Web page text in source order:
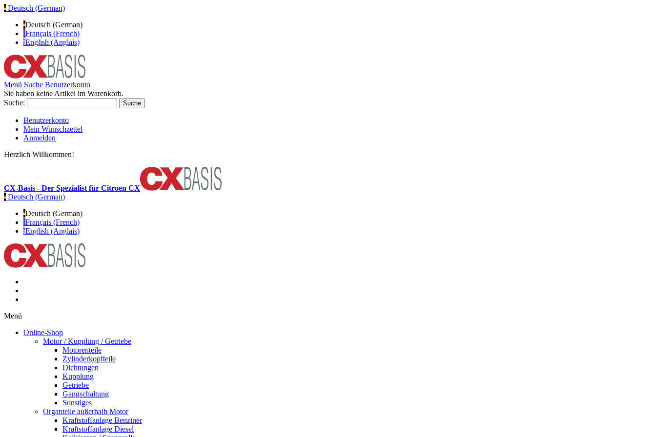
Deutsch (German)
Deutsch (German)
Français (French)
English (Anglais)
Menü Suche Benutzerkonto
Sie haben keine Artikel im Warenkorb.
Suche:
Suche
Benutzerkonto
Mein Wunschzettel
Anmelden
Herzlich Willkommen!
CX-Basis - Der Spezialist für Citroen CX
Deutsch (German)
Deutsch (German)
Français (French)
English (Anglais)
Menü
Online-Shop
Motor / Kupplung / Getriebe
Motorenteile
Zylinderkopfteile
Dichtungen
Kupplung
Getriebe
Gangschaltung
Sonstiges
Organteile außerhalb Motor
Kraftstoffanlage Benziner
Kraftstoffanlage Diesel